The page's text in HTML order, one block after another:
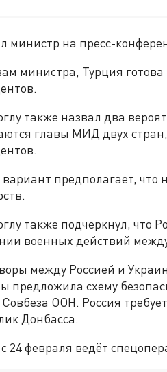
министр на пресс-
министра, Турция
также назвал два
главы МИД двух
предполагает, что
также подчеркнул, что
военных действий
между Россией и
предложила схему
ООН. Россия
Донбасса.
24 февраля ведёт